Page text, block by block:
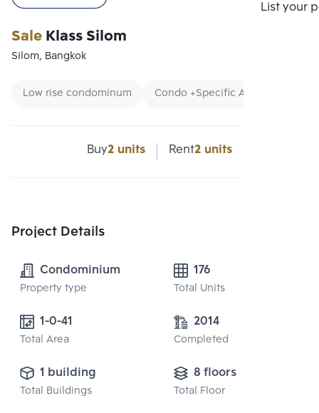
List your
SaleKlass Silom
Silom, Bangkok
Low rise condominum Condo +Specific Area
Buy2 units Rent2 units
Project Details
Condominium
Property type
176
Total Units
Total Area
2014
Completed
1 building
Total Buildings
8 floors
Total Floor